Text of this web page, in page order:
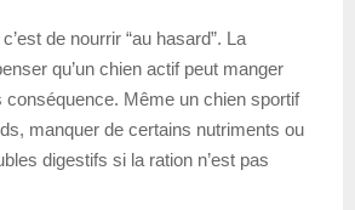
de nourrir “au hasard”. La
qu’un chien actif peut manger
conséquence. Même un chien sportif
manquer de certains nutriments ou
digestifs si la ration n’est pas